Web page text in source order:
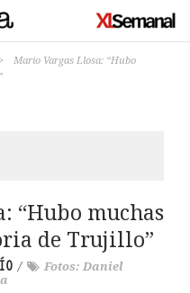
>
Mario Vargas Llosa: “Hubo
“Hubo muchas
de Trujillo”
/
Fotos: Daniel